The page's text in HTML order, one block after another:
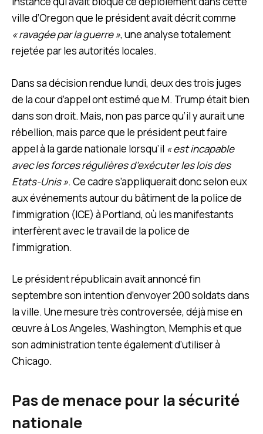
ville d’Oregon que le président avait décrit comme
« ravagée par la guerre », une analyse totalement
rejetée par les autorités locales.
Dans sa décision rendue lundi, deux des trois juges
de la cour d’appel ont estimé que M. Trump était bien
dans son droit. Mais, non pas parce qu’il y aurait une
rébellion, mais parce que le président peut faire
appel à la garde nationale lorsqu’il « est incapable
avec les forces régulières d’exécuter les lois des
Etats-Unis ». Ce cadre s’appliquerait donc selon eux
aux événements autour du bâtiment de la police de
l’immigration (ICE) à Portland, où les manifestants
interfèrent avec le travail de la police de
l’immigration.
Le président républicain avait annoncé fin
septembre son intention d’envoyer 200 soldats dans
la ville. Une mesure très controversée, déjà mise en
œuvre à Los Angeles, Washington, Memphis et que
son administration tente également d’utiliser à
Chicago.
Pas de menace pour la sécurité
nationale